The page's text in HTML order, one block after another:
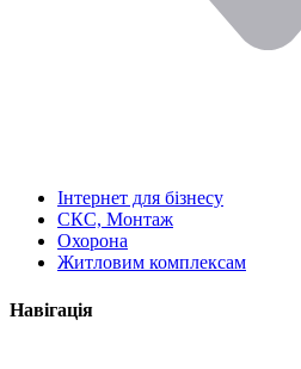
Інтернет для бізнесу
СКС, Монтаж
Охорона
Житловим комплексам
Навігація